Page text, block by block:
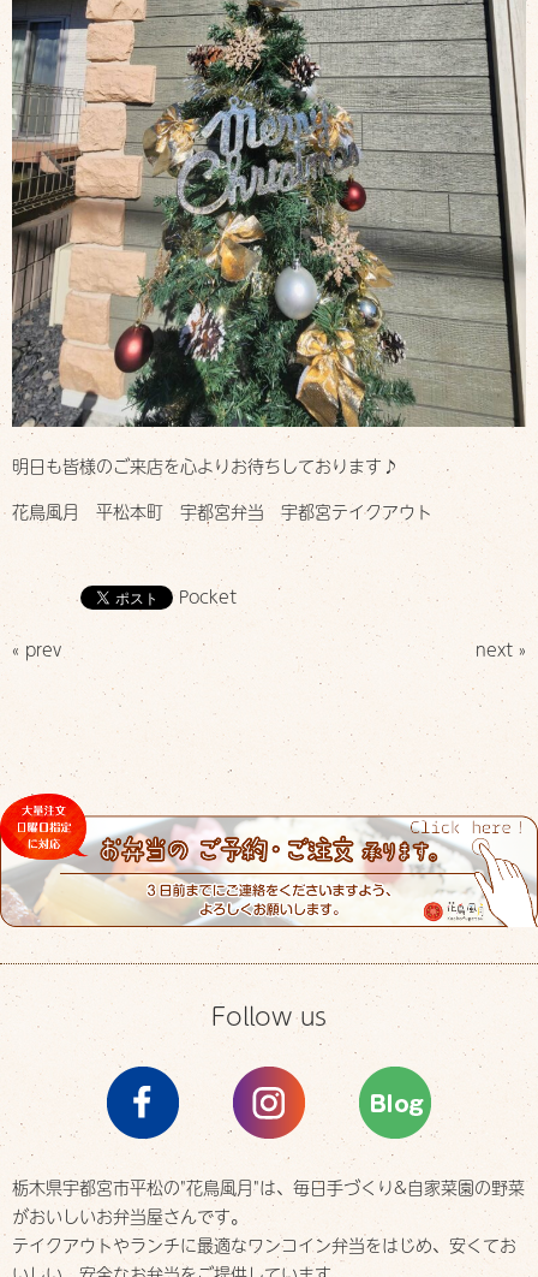
明日も皆様のご来店を心よりお待ちしております♪
花鳥風月 平松本町 宇都宮弁当 宇都宮テイクアウト
Pocket
« prev
next »
Follow us
栃木県宇都宮市平松の"花鳥風月"は、 毎日手づくり&自家菜園の野菜
がおいしいお弁当屋さんです。
テイクアウトやランチに最適なワンコイン弁当をはじめ、 安くてお